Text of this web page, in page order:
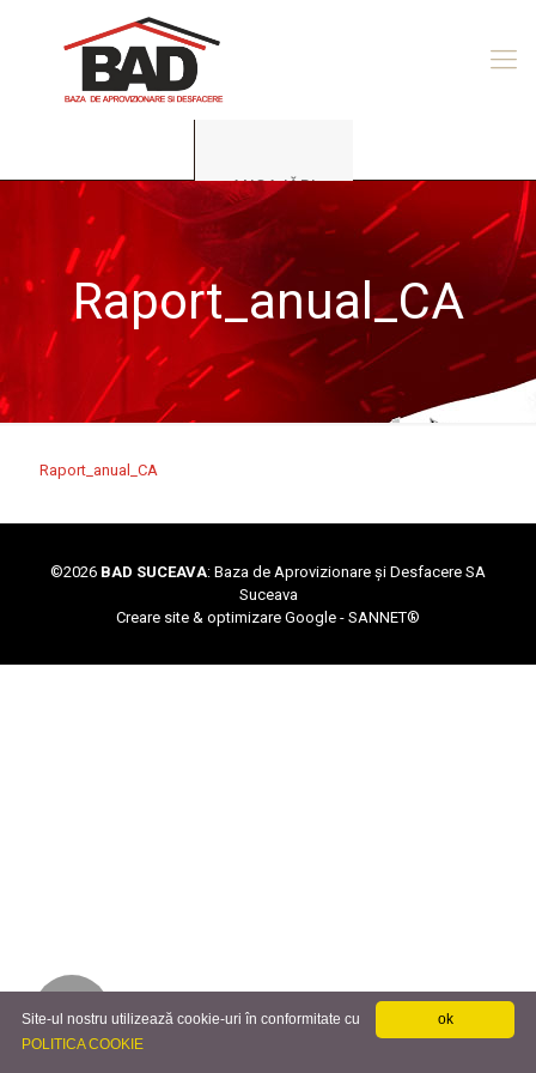
ANGAJĂRI
Raport_anual_CA
Raport_anual_CA
©2026 BAD SUCEAVA: Baza de Aprovizionare și Desfacere SA
Suceava
Creare site & optimizare Google - SANNET®
ok
Site-ul nostru utilizează cookie-uri în conformitate cu
POLITICA COOKIE